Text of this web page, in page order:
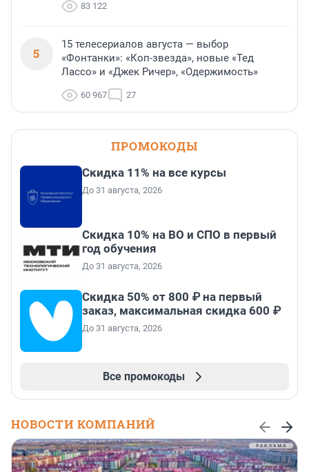
83 122
5
15 телесериалов августа — выбор
«Фонтанки»: «Коп-звезда», новые «Тед
Лассо» и «Джек Ричер», «Одержимость»
60 967 27
ПРОМОКОДЫ
Скидка 11% на все курсы
До 31 августа, 2026
Скидка 10% на ВО и СПО в первый
год обучения
До 31 августа, 2026
Скидка 50% от 800 ₽ на первый
заказ, максимальная скидка 600 ₽
До 31 августа, 2026
Все промокоды
НОВОСТИ КОМПАНИЙ